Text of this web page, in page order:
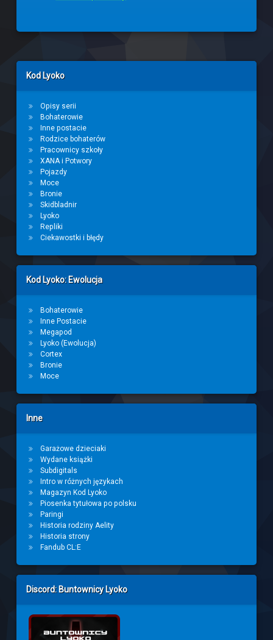
Left Sidebar
Kod Lyoko
Opisy serii
Bohaterowie
Inne postacie
Rodzice bohaterów
Pracownicy szkoły
XANA i Potwory
Pojazdy
Moce
Bronie
Skidbladnir
Lyoko
Repliki
Ciekawostki i błędy
Kod Lyoko: Ewolucja
Bohaterowie
Inne Postacie
Megapod
Lyoko (Ewolucja)
Cortex
Bronie
Moce
Inne
Garażowe dzieciaki
Wydane książki
Subdigitals
Intro w różnych językach
Magazyn Kod Lyoko
Piosenka tytułowa po polsku
Paringi
Historia rodziny Aelity
Historia strony
Fandub CL:E
Discord: Buntownicy Lyoko